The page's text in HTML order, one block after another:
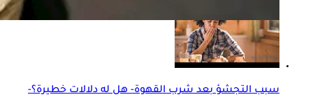
سبب التجشؤ بعد شرب القهوة- هل له دلالات خطيرة؟-